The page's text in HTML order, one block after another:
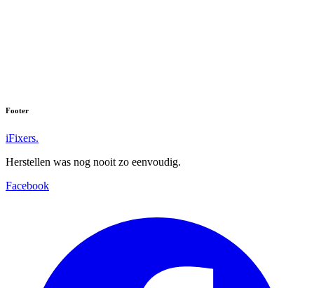
Footer
iFixers.
Herstellen was nog nooit zo eenvoudig.
Facebook